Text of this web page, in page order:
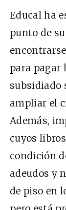
Educal ha
punto de
para pagar
subsidiado
ampliar el
Además,
cuyos
condición
adeudos y
de piso en